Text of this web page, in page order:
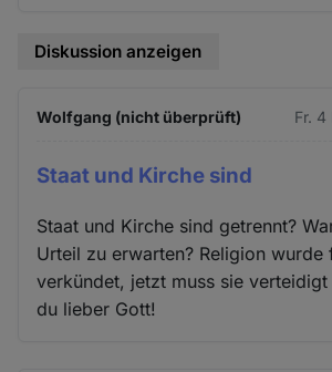
Diskussion anzeigen
Wolfgang (nicht überprüft) Fr.
Staat und Kirche sind
Staat und Kirche sind getrennt?
Urteil zu erwarten? Religion wurde
verkündet, jetzt muss sie
du lieber Gott!